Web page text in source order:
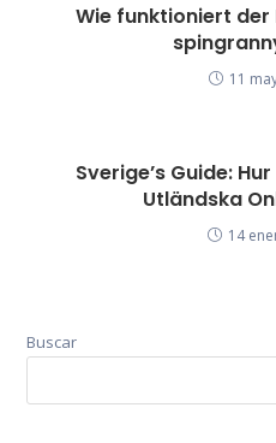
Wie funktioniert
11
Sverige’s Guide:
Utländska
14
Buscar